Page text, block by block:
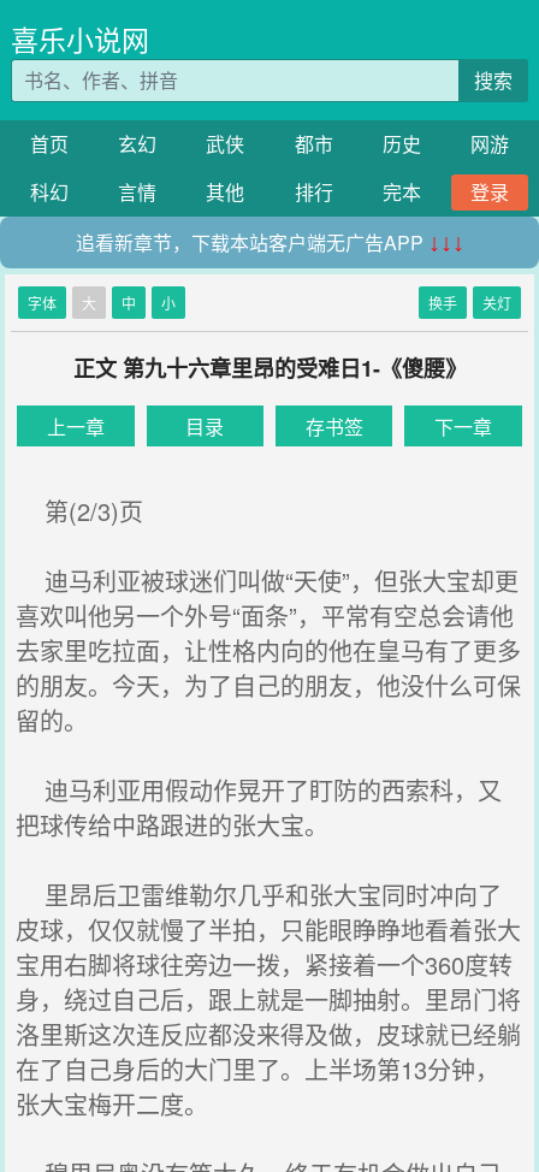
喜乐小说网
搜索
首页 玄幻 武侠 都市 历史
网游
科幻
言情 其他 排行 完本
登录
追看新章节，下载本站客户端无广告APP ↓↓↓
字体 大 中 小 换手 关灯
正文 第九十六章里昂的受难日1-《傻腰》
上一章 目录 存书签 下一章
第(2/3)页
迪马利亚被球迷们叫做“天使”，但张大宝却更
喜欢叫他另一个外号“面条”，平常有空总会请他
去家里吃拉面，让性格内向的他在皇马有了更多
的朋友。今天，为了自己的朋友，他没什么可保
留的。
迪马利亚用假动作晃开了盯防的西索科，又
把球传给中路跟进的张大宝。
里昂后卫雷维勒尔几乎和张大宝同时冲向了
皮球，仅仅就慢了半拍，只能眼睁睁地看着张大
宝用右脚将球往旁边一拨，紧接着一个360度转
身，绕过自己后，跟上就是一脚抽射。里昂门将
洛里斯这次连反应都没来得及做，皮球就已经躺
在了自己身后的大门里了。上半场第13分钟，
张大宝梅开二度。